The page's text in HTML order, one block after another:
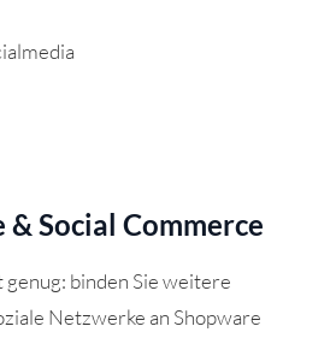
Social Commerce
genug: binden Sie weitere
Netzwerke an Shopware